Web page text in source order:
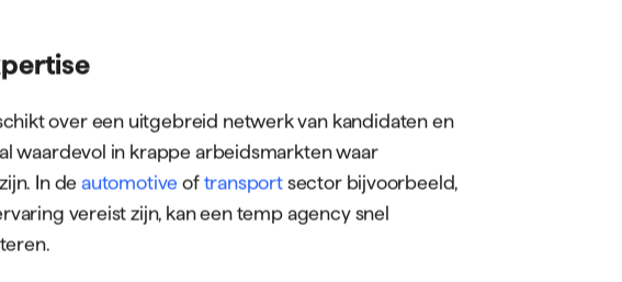
over een uitgebreid netwerk van kandidaten en
waardevol in krappe arbeidsmarkten waar
In de automotive of transportsector bijvoorbeeld,
vereist zijn, kan een temp agency snel